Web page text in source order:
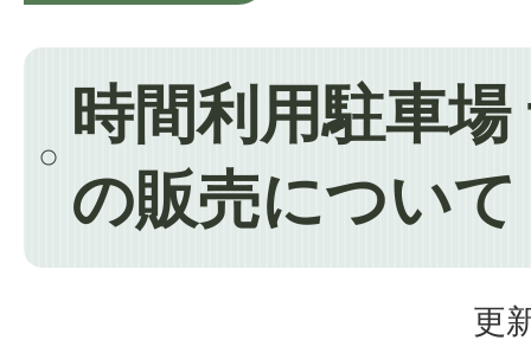
時間利用駐車
の販売について
更